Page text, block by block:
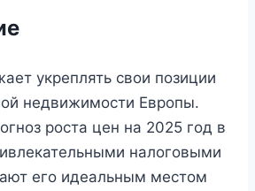
укреплять свои позиции
недвижимости Европы.
роста цен на 2025 год в
налоговыми
его идеальным местом